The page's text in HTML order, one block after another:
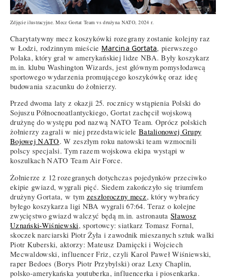
Zdjęcie ilustracyjne. Mecz Gortat Team vs drużyna NATO, 2024 r.
Charytatywny mecz koszykówki rozegrany zostanie kolejny raz
w Łodzi, rodzinnym mieście Marcina Gortata, pierwszego
Polaka, który grał w amerykańskiej lidze NBA. Były koszykarz
m.in. klubu Washington Wizards, jest głównym pomysłodawcą
sportowego wydarzenia promującego koszykówkę oraz ideę
budowania szacunku do żołnierzy.
Przed dwoma laty z okazji 25. rocznicy wstąpienia Polski do
Sojuszu Północnoatlantyckiego, Gortat zachęcił wojskową
drużynę do występu pod nazwą NATO Team. Oprócz polskich
żołnierzy zagrali w niej przedstawicieleBatalionowej Grupy
Bojowej NATO. W zeszłym roku natowski team wzmocnili
polscy specjalsi. Tym razem wojskowa ekipa wystąpi w
koszulkach NATO Team Air Force.
Żołnierze z 12 rozegranych dotychczas pojedynków przeciwko
ekipie gwiazd, wygrali pięć. Siedem zakończyło się triumfem
drużyny Gortata, w tym zeszłoroczny mecz, który wybrańcy
byłego koszykarza ligi NBA wygrali 67:64. Teraz o kolejne
zwycięstwo gwiazd walczyć będą m.in. astronautaSławosz
Uznański-Wiśniewski, sportowcy: siatkarz Tomasz Fornal,
skoczek narciarski Piotr Żyła i zawodnik mieszanych sztuk walki
Piotr Kuberski, aktorzy: Mateusz Damięcki i Wojciech
Mecwaldowski, influencer Friz, czyli Karol Paweł Wiśniewski,
raper Bedoes (Borys Piotr Przybylski) oraz Lexy Chaplin,
polsko-amerykańska youtuberka, influencerka i piosenkarka.